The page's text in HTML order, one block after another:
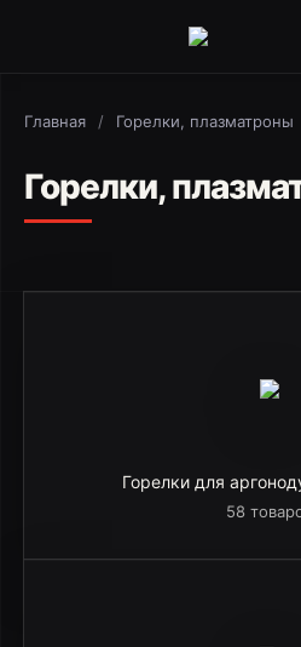
Главная / Горелки, плазматроны
Горелки,
Горелки для
58